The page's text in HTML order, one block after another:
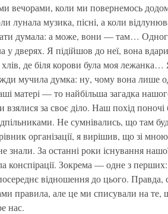
вечорами, коли ми повернемось
лунала музика, пісні, а коли
думала: а може, вони — там…
у дверях. Я підійшов до неї, вона
де біля корови була моя лежанка…
мучила думка: ну, чому вона лише
матері — то найбільша загадка
взялися за своє діло. Наш похід
Не сумнівались, що там
організації, я вирішив, що зі
За останні роки існування нашої
конспірації. Зокрема — одне з
відношення до цього. Правда,
правила, але це ми списували на
нас.